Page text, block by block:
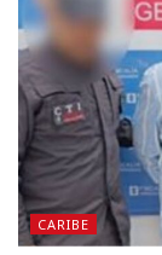
CARIBE